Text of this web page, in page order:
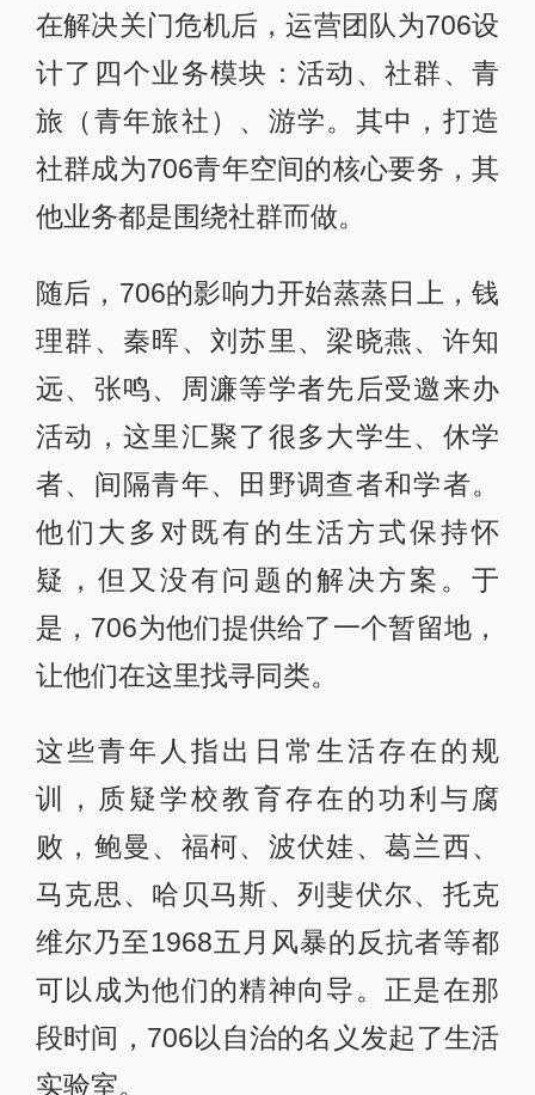
在解决关门危机后，运营团队为706设
计了四个业务模块：活动、社群、青
旅（青年旅社）、游学。其中，打造
社群成为706青年空间的核心要务，其
他业务都是围绕社群而做。
随后，706的影响力开始蒸蒸日上，钱
理群、秦晖、刘苏里、梁晓燕、许知
远、张鸣、周濂等学者先后受邀来办
活动，这里汇聚了很多大学生、休学
者、间隔青年、田野调查者和学者。
他们大多对既有的生活方式保持怀
疑，但又没有问题的解决方案。于
是，706为他们提供给了一个暂留地，
让他们在这里找寻同类。
这些青年人指出日常生活存在的规
训，质疑学校教育存在的功利与腐
败，鲍曼、福柯、波伏娃、葛兰西、
马克思、哈贝马斯、列斐伏尔、托克
维尔乃至1968五月风暴的反抗者等都
可以成为他们的精神向导。正是在那
段时间，706以自治的名义发起了生活
实验室。